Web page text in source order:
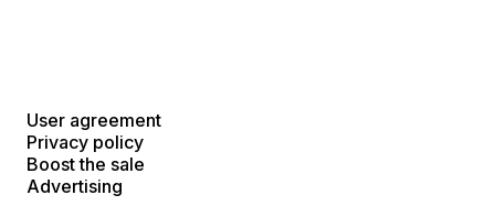
User agreement
Privacy policy
Boost the sale
Advertising